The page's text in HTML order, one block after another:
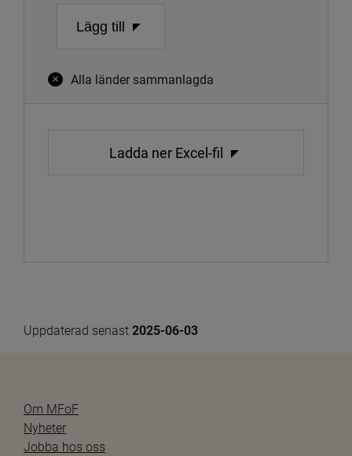
Lägg till
Alla länder sammanlagda
×
Ladda ner Excel-fil
Uppdaterad senast 2025-06-03
Om MFoF
Nyheter
Jobba hos oss